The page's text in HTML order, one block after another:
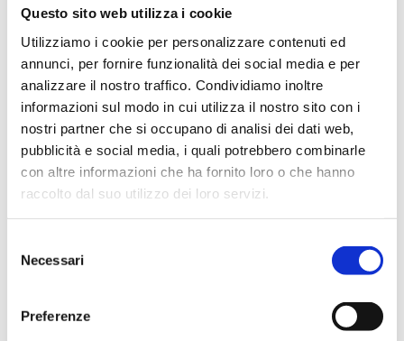
Questo sito web utilizza i cookie
Utilizziamo i cookie per personalizzare contenuti ed
annunci, per fornire funzionalità dei social media e per
analizzare il nostro traffico. Condividiamo inoltre
informazioni sul modo in cui utilizza il nostro sito con i
nostri partner che si occupano di analisi dei dati web,
pubblicità e social media, i quali potrebbero combinarle
con altre informazioni che ha fornito loro o che hanno
raccolto dal suo utilizzo dei loro servizi.
delNecessari
Preferenze
cani consulenza online corsi a distanza
educazione cinofila
incontri a distanzo
incontri online
passeggiate
webinar
Recent post
I webinari di aprile: singoli incontri
I webinar di Aprile: percorsi cuccioli, addestramento e